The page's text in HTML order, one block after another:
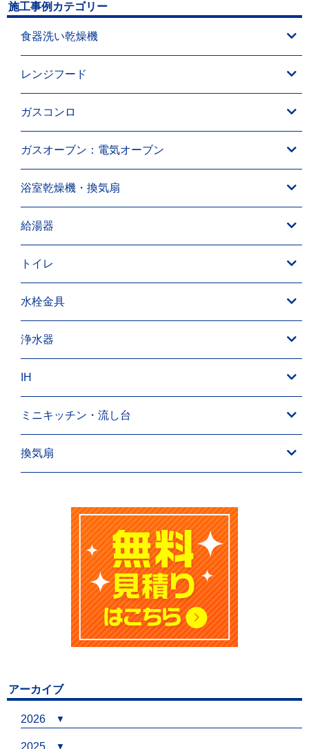
施工事例カテゴリー
食器洗い乾燥機
レンジフード
ガスコンロ
ガスオーブン：電気オーブン
浴室乾燥機・換気扇
給湯器
トイレ
水栓金具
浄水器
IH
ミニキッチン・流し台
換気扇
アーカイブ
2026